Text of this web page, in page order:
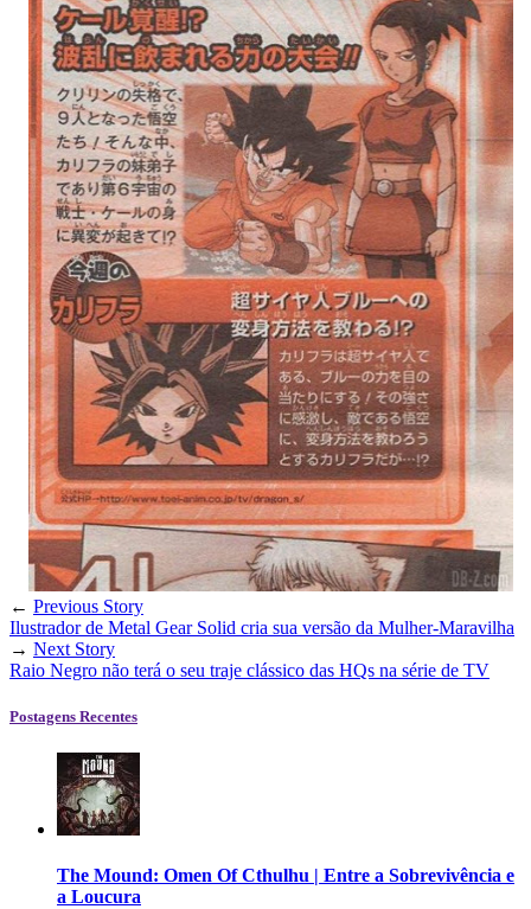
← Previous Story
Ilustrador de Metal Gear Solid cria sua versão da Mulher-Maravilha
→ Next Story
Raio Negro não terá o seu traje clássico das HQs na série de TV
Postagens Recentes
The Mound: Omen Of Cthulhu | Entre a Sobrevivência e
a Loucura